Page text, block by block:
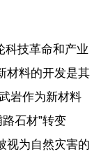
科技革命和产业
材料的开发是其
岩作为新材料
石材”转变
视为自然灾害的